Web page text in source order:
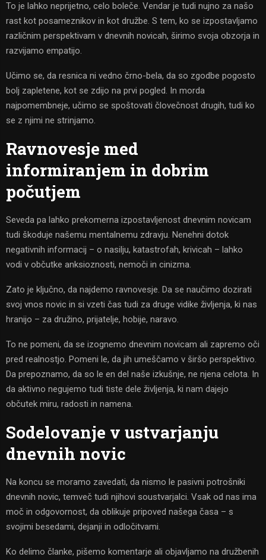
To je lahko neprijetno, celo boleče. Vendar je tudi nujno za našo
rast kot posameznikov in kot družbe. S tem, ko se izpostavljamo
različnim perspektivam v dnevnih novicah, širimo svoja obzorja in
razvijamo empatijo.
Učimo se, da resnica ni vedno črno-bela, da so zgodbe pogosto
bolj zapletene, kot se zdijo na prvi pogled. In morda
najpomembneje, učimo se spoštovati človečnost drugih, tudi ko
se z njimi ne strinjamo.
Ravnovesje med
informiranjem in dobrim
počutjem
Seveda pa lahko prekomerna izpostavljenost dnevnim novicam
tudi škoduje našemu mentalnemu zdravju. Nenehni dotok
negativnih informacij – o nasilju, katastrofah, krivicah – lahko
vodi v občutke anksioznosti, nemoči in cinizma.
Zato je ključno, da najdemo ravnovesje. Da se naučimo dozirati
svoj vnos novic in si vzeti čas tudi za druge vidike življenja, ki nas
hranijo – za družino, prijatelje, hobije, naravo.
To ne pomeni, da se izognemo dnevnim novicam ali zapremo oči
pred realnostjo. Pomeni le, da jih umeščamo v širšo perspektivo.
Da prepoznamo, da so le en del naše izkušnje, ne njena celota. In
da aktivno negujemo tudi tiste dele življenja, ki nam dajejo
občutek miru, radosti in namena.
Sodelovanje v ustvarjanju
dnevnih novic
Na koncu se moramo zavedati, da nismo le pasivni potrošniki
dnevnih novic, temveč tudi njihovi soustvarjalci. Vsak od nas ima
moč in odgovornost, da oblikuje pripoved našega časa – s
svojimi besedami, dejanji in odločitvami.
Ko delimo članke, pišemo komentarje ali objavljamo na družbenih